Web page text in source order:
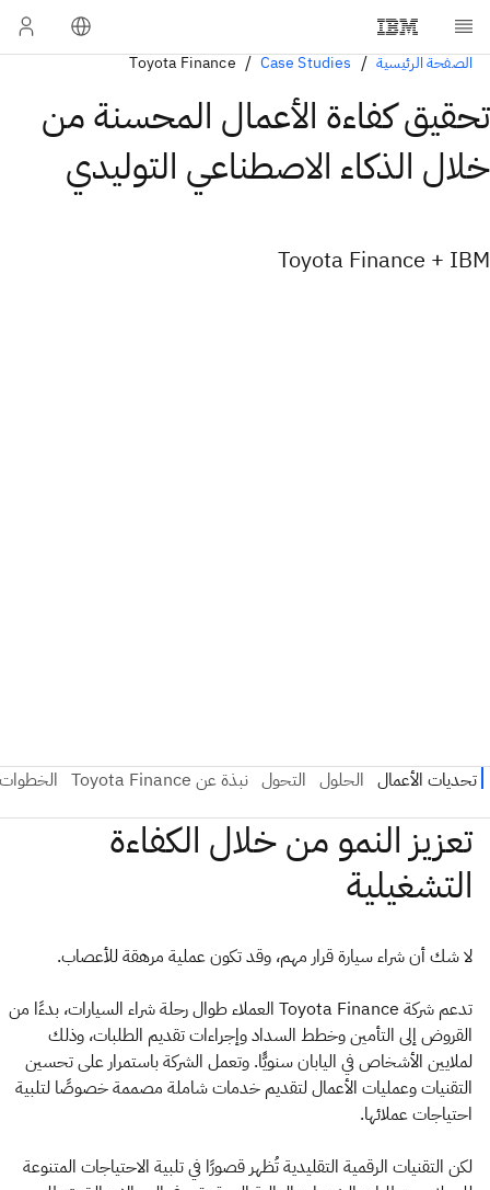
الصفحة الرئيسية Case Studies
Toyota Finance
تحقيق كفاءة الأعمال المحسنة من
خلال الذكاء الاصطناعي التوليدي
Toyota Finance + IBM
لا شك أن شراء سيارة قرار مهم، وقد تكون عملية مرهقة للأعصاب.
تدعم شركة Toyota Finance العملاء طوال رحلة شراء السيارات، بدءًا من
القروض إلى التأمين وخطط السداد وإجراءات تقديم الطلبات، وذلك
لملايين الأشخاص في اليابان سنويًّا. وتعمل الشركة باستمرار على تحسين
التقنيات وعمليات الأعمال لتقديم خدمات شاملة مصممة خصوصًا لتلبية
احتياجات عملائها.
لكن التقنيات الرقمية التقليدية تُظهر قصورًا في تلبية الاحتياجات المتنوعة